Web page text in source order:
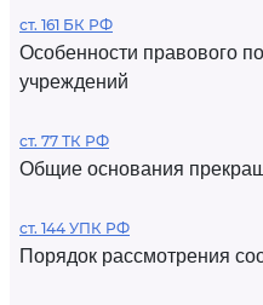
ст. 161 БК РФ
Особенности правового
учреждений
ст. 77 ТК РФ
Общие основания
ст. 144 УПК РФ
Порядок рассмотрения